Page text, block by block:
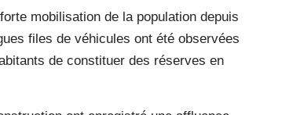
mobilisation de la population depuis
files de véhicules ont été observées
de constituer des réserves en